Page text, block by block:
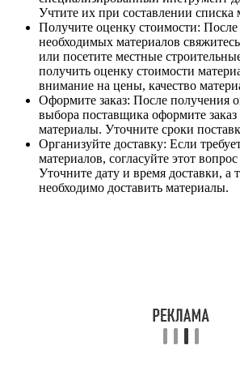
Учтите их при составлении списка
Получите оценку стоимости: После
необходимых материалов
или посетите местные
получить оценку стоимости
внимание на цены, качество
Оформите заказ: После получения
выбора поставщика оформите
материалы. Уточните сроки
Организуйте доставку: Если
материалов, согласуйте этот
Уточните дату и время доставки, а
необходимо доставить материалы.